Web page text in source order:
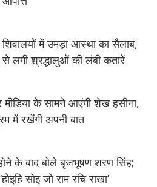
शिवालयों में उमड़ा आस्था का सैलाब,
से लगी श्रद्धालुओं की लंबी कतारें
मीडिया के सामने आएंगी शेख हसीना,
में रखेंगी अपनी बात
के बाद बोले बृजभूषण शरण सिंह;
सोइ जो राम रचि राखा’